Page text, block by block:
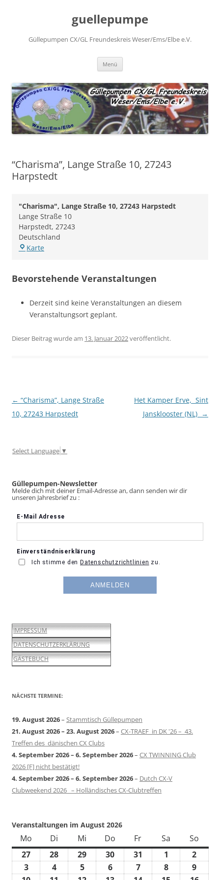
guellepumpe
Güllepumpen CX/GL Freundeskreis Weser/Ems/Elbe e.V.
Menü
“Charisma”, Lange Straße 10, 27243
Harpstedt
"Charisma", Lange Straße 10, 27243 Harpstedt
Lange Straße 10
Harpstedt, 27243
Deutschland
Karte"Charisma",
10,
Harpstedt
Bevorstehende Veranstaltungen
Derzeit sind keine Veranstaltungen an diesem
Veranstaltungsort geplant.
Dieser Beitrag wurde am 13. Januar 2022veröffentlicht.
Beitragsnavigation
← “Charisma”, Lange Straße
10, 27243 Harpstedt
Het Kamper Erve, Sint
Jansklooster (NL) →
Select Language ▼
Güllepumpen-Newsletter
Melde dich mit deiner Email-Adresse an, dann senden wir dir
unseren Jahresbrief zu :
IMPRESSUM
DATENSCHUTZERKLÄRUNG
GÄSTEBUCH
NÄCHSTE TERMINE:
19. August 2026– Stammtisch Güllepumpen
21. August 2026– 23. August 2026– CX-TRAEF in DK '26 – 43.
Treffen des dänischen CX Clubs
4. September 2026– 6. September 2026– CX TWINNING Club
2026 [F] nicht bestätigt!
4. September 2026– 6. September 2026– Dutch CX-V
Clubweekend 2026 – Holländisches CX-Clubtreffen
Veranstaltungen im August 2026
Mo Montag
Di Dienstag
Mi Mittwoch
Do Donnerstag
Fr Freitag
Sa Samstag
So
27
28 29 30 31 1
August
2
33.
44.
55.
66.
77.
88.
9